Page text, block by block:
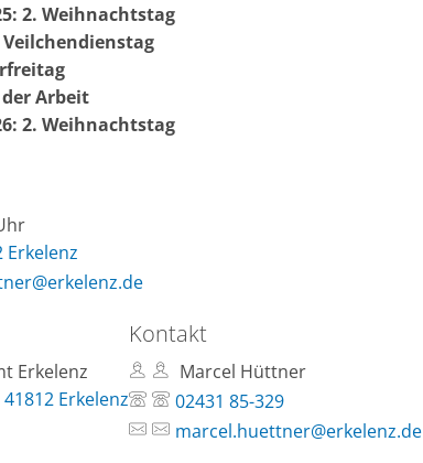
2. Weihnachtstag
Veilchendienstag
der Arbeit
2. Weihnachtstag
Erkelenz
Erkelenz
Erkelenz
Kontakt
Marcel Hüttner
02431 85-329
marcel.huettner@erkelenz.de